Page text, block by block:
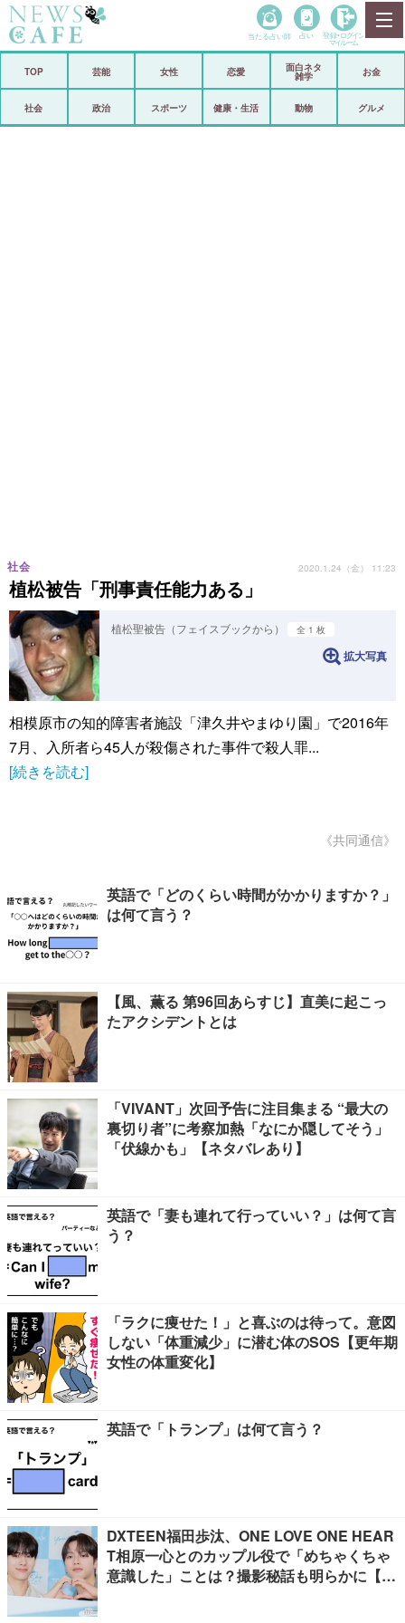
政治
当たる占い師 占い 登録• ログイン
マイルーム
TOP 芸能 女性 恋愛
面白ネタ
雑学
お金
社会 政治 スポーツ 健康・生活 動物 グルメ
植松被告「刑事責任能力ある」
社会 2020.1.24（金） 11:23
植松聖被告（フェイスブックから） 全 1 枚
拡大写真
相模原市の知的障害者施設「津久井やまゆり園」で2016年
7月、入所者ら45人が殺傷された事件で殺人罪...
[続きを読む]
《共同通信》
英語で「どのくらい時間がかかりますか？」
は何て言う？
【風、薫る 第96回あらすじ】直美に起こっ
たアクシデントとは
「VIVANT」次回予告に注目集まる “最大の
裏切り者”に考察加熱「なにか隠してそう」
「伏線かも」【ネタバレあり】
英語で「妻も連れて行っていい？」は何て言
う？
「ラクに痩せた！」と喜ぶのは待って。意図
しない「体重減少」に潜む体のSOS【更年期
女性の体重変化】
英語で「トランプ」は何て言う？
DXTEEN福田歩汰、ONE LOVE ONE HEAR
T相原一心とのカップル役で「めちゃくちゃ
意識した」ことは？撮影秘話も明らかに【Y